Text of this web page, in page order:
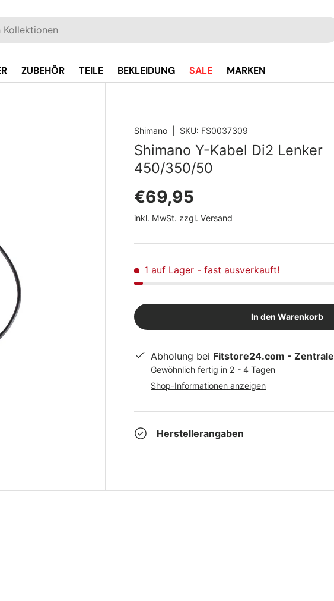
ZUBEHÖR TEILE BEKLEIDUNG SALE MARKEN
Shimano SKU: FS0037309
Shimano Y-Kabel Di2 Lenker
450/350/50
Normaler Preis
€69,95
inkl. MwSt. zzgl. Versand
1 auf Lager - fast ausverkauft!
In den Warenkorb
Abholung bei Fitstore24.com - Zentrale
Gewöhnlich fertig in 2 - 4 Tagen
Shop-Informationen anzeigen
Herstellerangaben